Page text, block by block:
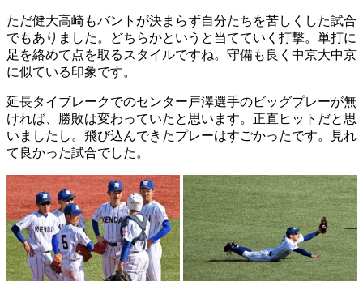
ただ健大高崎もバントが決まらず自分たちを苦しくした試合
でもありました。どちらかというと当てていく打撃。単打に
足を絡めて点を取るスタイルですね。守備も良く中京大中京
に似ている印象です。
延長タイブレークでのセンター戸澤選手のビッグプレーが無
ければ、勝敗は変わっていたと思います。正直ヒットだと思
いましたし。飛び込んできたプレーはすごかったです。見れ
て良かった試合でした。